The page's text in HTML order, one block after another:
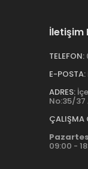
İletişim
TELEFON:
E-POSTA:
ADRES:
No:35/
ÇALIŞMA
09:00 -